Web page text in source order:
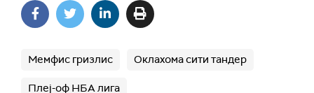
Мемфис гризлис Оклахома сити тандер
Плеј-оф НБА лига